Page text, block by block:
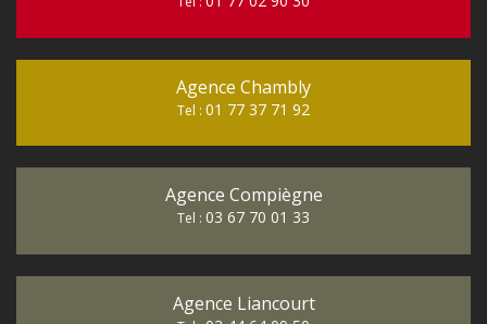
Agence Chambly
Tel : 01 77 37 71 92
Agence Compiègne
Tel : 03 67 70 01 33
Agence Liancourt